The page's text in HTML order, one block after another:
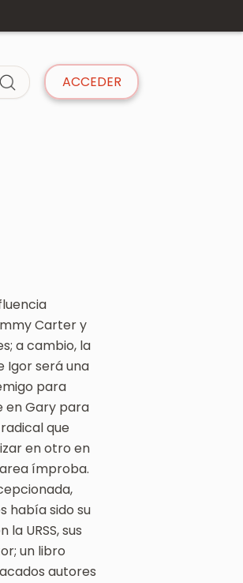
ACCEDER
Carter y
a cambio, la
Igor será una
para
en Gary para
que
en otro en
ímproba.
había sido su
URSS, sus
un libro
autores